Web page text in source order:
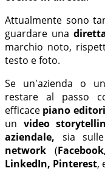
Attualmente sono
guardare una
marchio noto,
testo e foto.
Se un'azienda o
restare al passo
efficace piano
un video
aziendale, sia sulle
network (
LinkedIn, Pinterest,